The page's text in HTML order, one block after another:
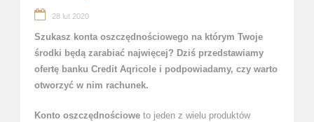
28 lut 2020
Szukasz konta oszczędnościowego na którym Twoje
środki będą zarabiać najwięcej? Dziś przedstawiamy
ofertę banku Credit Aqricole i podpowiadamy, czy warto
otworzyć w nim rachunek.
Konto oszczędnościowe to jeden z wielu produktów